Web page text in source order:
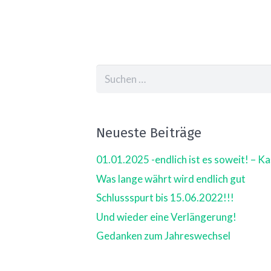
Suchen
Neueste Beiträge
01.01.2025 -endlich ist es soweit! –
Was lange währt wird endlich gut
Schlussspurt bis 15.06.2022!!!
Und wieder eine Verlängerung!
Gedanken zum Jahreswechsel